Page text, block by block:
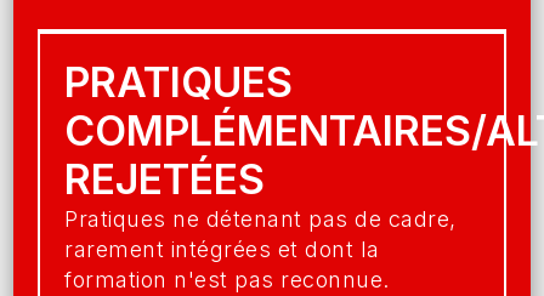
PRATIQUES
COMPLÉMENTAIRES/
REJETÉES
Pratiques ne détenant pas de cadre,
rarement intégrées et dont la
formation n'est pas reconnue.